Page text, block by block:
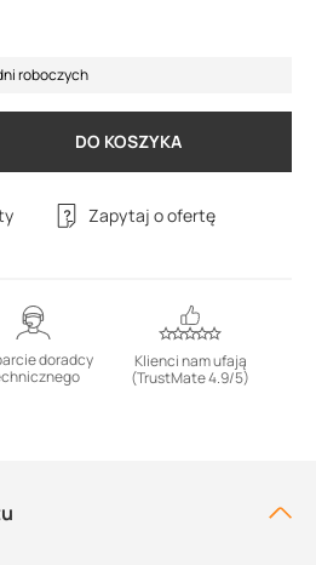
roboczych
DO KOSZYKA
Zapytaj o ofertę
doradcy
Klienci nam ufają
(TrustMate 4.9/5)